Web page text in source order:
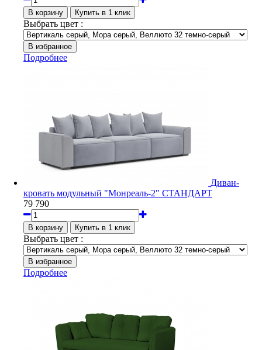
Выбрать цвет :
Подробнее
Диван-
кровать модульный "Монреаль-2" СТАНДАРТ
79 790
Выбрать цвет :
Подробнее